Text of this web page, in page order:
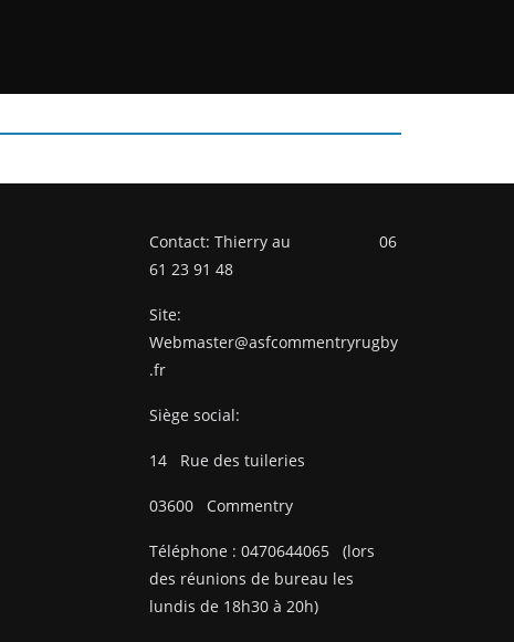
Contact: Thierry au 06
61 23 91 48
Site:
Webmaster@asfcommentryrugby
.fr
Siège social:
14 Rue des tuileries
03600 Commentry
Téléphone : 0470644065
(lors
des réunions de bureau les
lundis de 18h30 à 20h)